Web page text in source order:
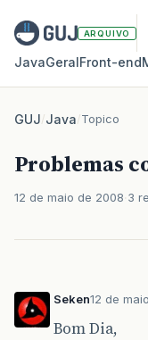
ARQUIVO
JavaGeralFront‑end
GUJ/Java/Topico
Problemas
12 de maio de 2008 3
Seken12 de
Bom Dia,